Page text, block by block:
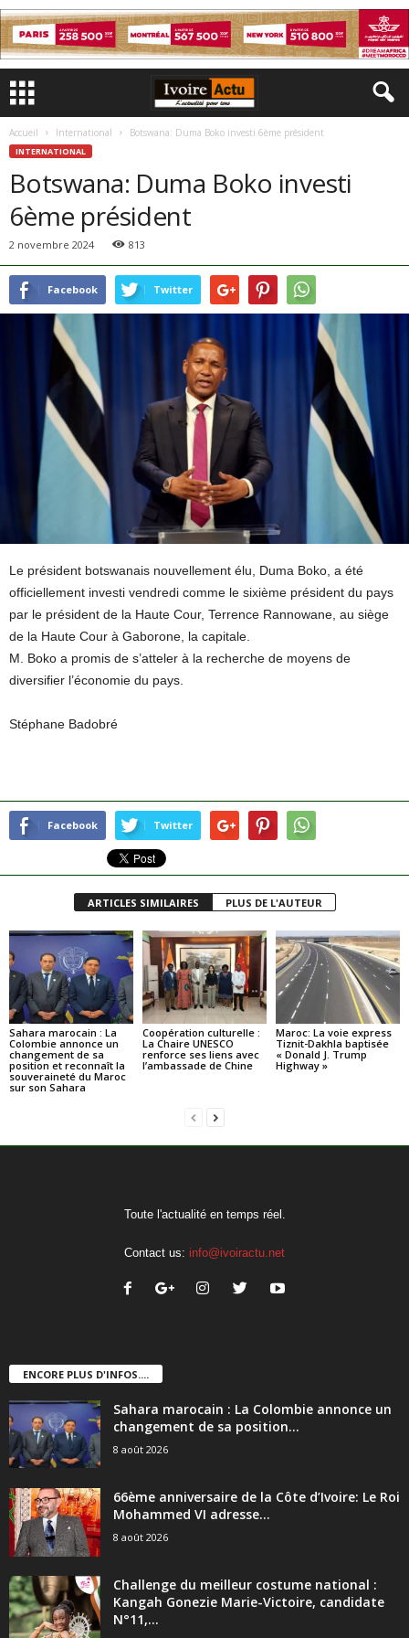
Accueil International Botswana: Duma Boko investi 6ème président
INTERNATIONAL
Botswana: Duma Boko investi
6ème président
2 novembre 2024 813
Facebook Twitter
Le président botswanais nouvellement élu, Duma Boko, a été
officiellement investi vendredi comme le sixième président du pays
par le président de la Haute Cour, Terrence Rannowane, au siège
de la Haute Cour à Gaborone, la capitale.
M. Boko a promis de s’atteler à la recherche de moyens de
diversifier l’économie du pays.
Stéphane Badobré
Facebook Twitter
ARTICLES SIMILAIRES PLUS DE L'AUTEUR
Sahara marocain : La
Colombie annonce un
changement de sa
position et reconnaît la
souveraineté du Maroc
sur son Sahara
Coopération culturelle :
La Chaire UNESCO
renforce ses liens avec
l’ambassade de Chine
Maroc: La voie express
Tiznit-Dakhla baptisée
« Donald J. Trump
Highway »
Toute l'actualité en temps réel.
Contact us: info@ivoiractu.net
ENCORE PLUS D'INFOS....
Sahara marocain : La Colombie annonce un
changement de sa position...
8 août 2026
66ème anniversaire de la Côte d’Ivoire: Le Roi
Mohammed VI adresse...
8 août 2026
Challenge du meilleur costume national :
Kangah Gonezie Marie-Victoire, candidate
N°11,...